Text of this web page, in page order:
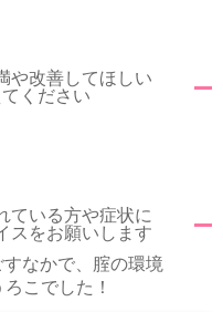
や改善してほしい
ください
ている方や症状に
スをお願いします
なかで、腟の環境
こでした！